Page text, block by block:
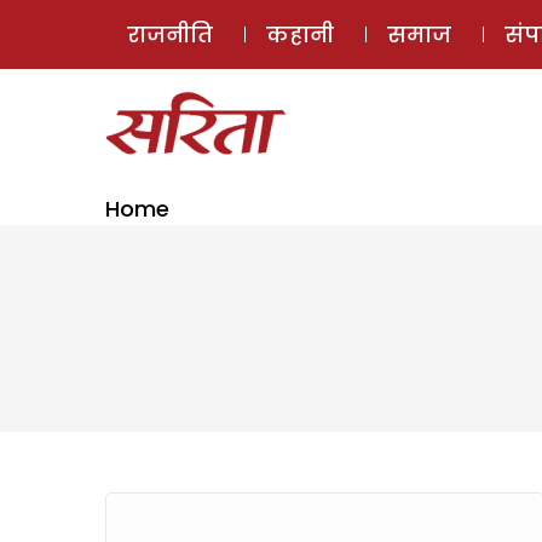
राजनीति कहानी समाज
Home